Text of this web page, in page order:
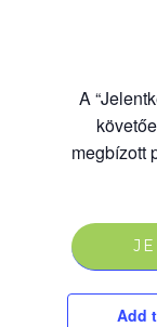
A
megbízott
Add